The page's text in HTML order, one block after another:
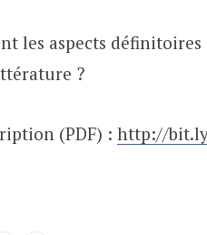
les aspects
?
(PDF) : http://